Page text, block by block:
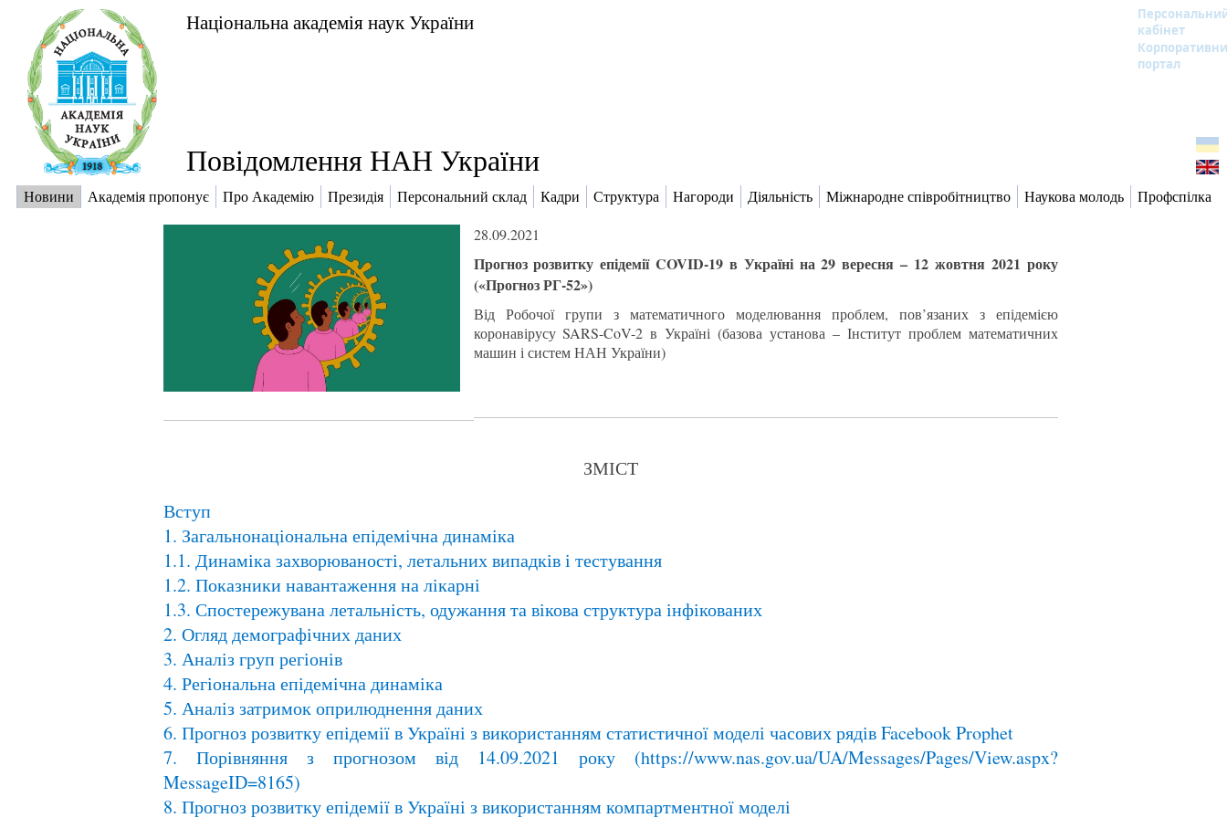
Національна академія наук України
кабінет
портал
Повідомлення НАН України
Новини Академія пропонує Про Академію Президія Персональний склад Кадри Структура Нагороди Діяльність Міжнародне співробітництво Наукова молодь Профспілка
28.09.2021
Прогноз розвитку епідемії COVID-19 в Україні на 29 вересня – 12 жовтня 2021 року
(«Прогноз РГ-52»)
Від Робочої групи з математичного моделювання проблем, пов’язаних з епідемією
коронавірусу SARS-CoV-2 в Україні (базова установа – Інститут проблем математичних
машин і систем НАН України)
ЗМІСТ
Вступ
1. Загальнонаціональна епідемічна динаміка
1.1. Динаміка захворюваності, летальних випадків і тестування
1.2. Показники навантаження на лікарні
1.3. Спостережувана летальність, одужання та вікова структура інфікованих
2. Огляд демографічних даних
3. Аналіз груп регіонів
4. Регіональна епідемічна динаміка
5. Аналіз затримок оприлюднення даних
6. Прогноз розвитку епідемії в Україні з використанням статистичної моделі часових рядів Facebook Prophet
7. Порівняння з прогнозом від 14.09.2021 року (https://www.nas.gov.ua/UA/Messages/Pages/View.aspx?
MessageID=8165)
8. Прогноз розвитку епідемії в Україні з використанням компартментної моделі